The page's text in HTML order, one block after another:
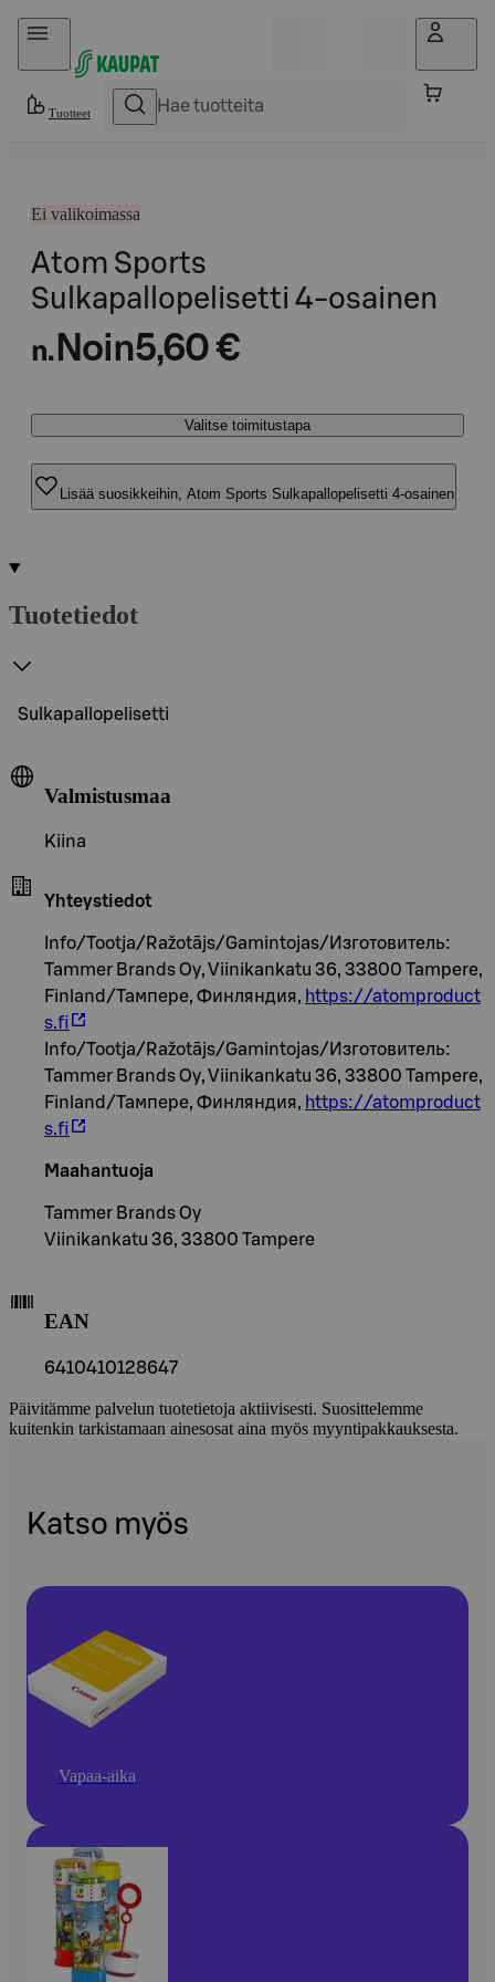
Hyppää sisältöön
Tuotteet
Ei valikoimassa
Atom Sports
Sulkapallopelisetti 4-osainen
n. Noin5,60 €
Valitse toimitustapa
Lisää suosikkeihin, Atom Sports Sulkapallopelisetti 4-osainen
Tuotetiedot
Sulkapallopelisetti
Valmistusmaa
Kiina
Yhteystiedot
Info/Tootja/Ražotājs/Gamintojas/Изготовитель:
Tammer Brands Oy, Viinikankatu 36, 33800 Tampere,
Finland/Тампере, Финляндия, https://atomproduct
s.fi
Info/Tootja/Ražotājs/Gamintojas/Изготовитель:
Tammer Brands Oy, Viinikankatu 36, 33800 Tampere,
Finland/Тампере, Финляндия, https://atomproduct
s.fi
Maahantuoja
Tammer Brands Oy
Viinikankatu 36, 33800 Tampere
EAN
6410410128647
Päivitämme palvelun tuotetietoja aktiivisesti. Suosittelemme
kuitenkin tarkistamaan ainesosat aina myös myyntipakkauksesta.
Katso myös
Vapaa-aika